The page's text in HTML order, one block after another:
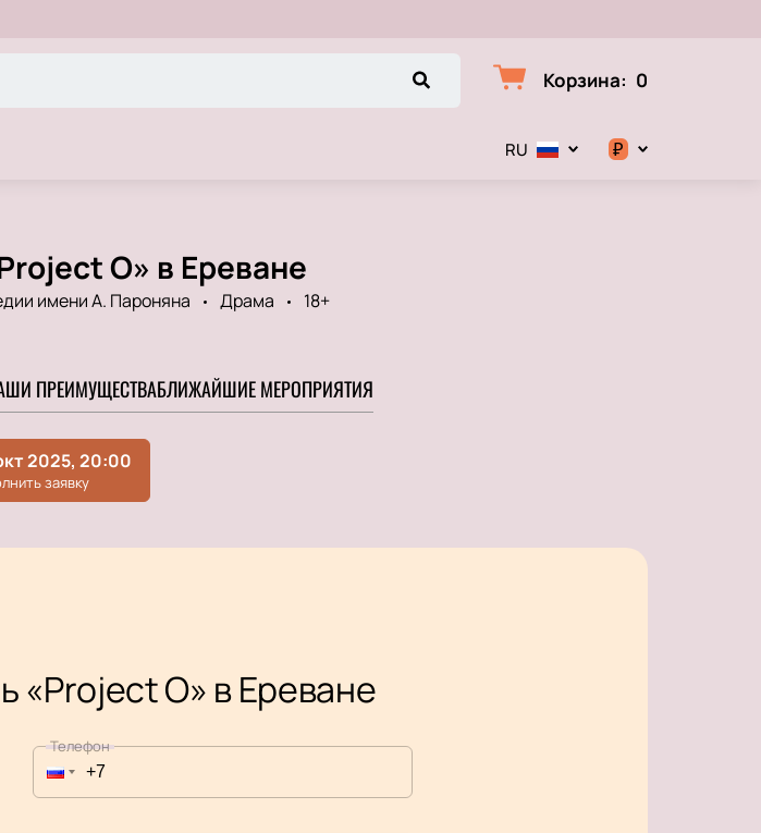
Корзина: 0
RU ₽
O» в Ереване
имени А. Пароняна Драма
18+
ПРЕИМУЩЕСТВАБЛИЖАЙШИЕ МЕРОПРИЯТИЯ
«Project O» в Ереване
Телефон